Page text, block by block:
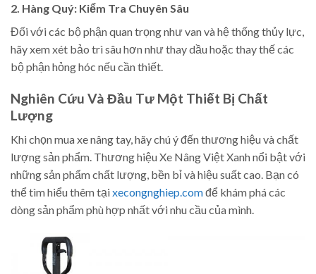
2. Hàng Quý: Kiểm Tra Chuyên Sâu
Đối với các bộ phận quan trọng như van và hệ thống thủy lực,
hãy xem xét bảo trì sâu hơn như thay dầu hoặc thay thế các
bộ phận hỏng hóc nếu cần thiết.
Nghiên Cứu Và Đầu Tư Một Thiết Bị Chất
Lượng
Khi chọn mua xe nâng tay, hãy chú ý đến thương hiệu và chất
lượng sản phẩm. Thương hiệu Xe Nâng Việt Xanh nổi bật với
những sản phẩm chất lượng, bền bỉ và hiệu suất cao. Bạn có
thể tìm hiểu thêm tạixecongnghiep.comđể khám phá các
dòng sản phẩm phù hợp nhất với nhu cầu của mình.